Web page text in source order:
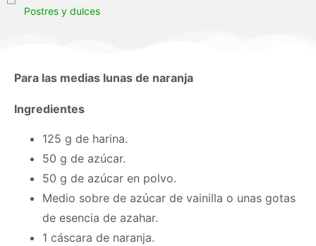
Postres y dulces
Para las medias lunas de naranja
Ingredientes
125 g de harina.
50 g de azúcar.
50 g de azúcar en polvo.
Medio sobre de azúcar de vainilla o unas gotas
de esencia de azahar.
1 cáscara de naranja.